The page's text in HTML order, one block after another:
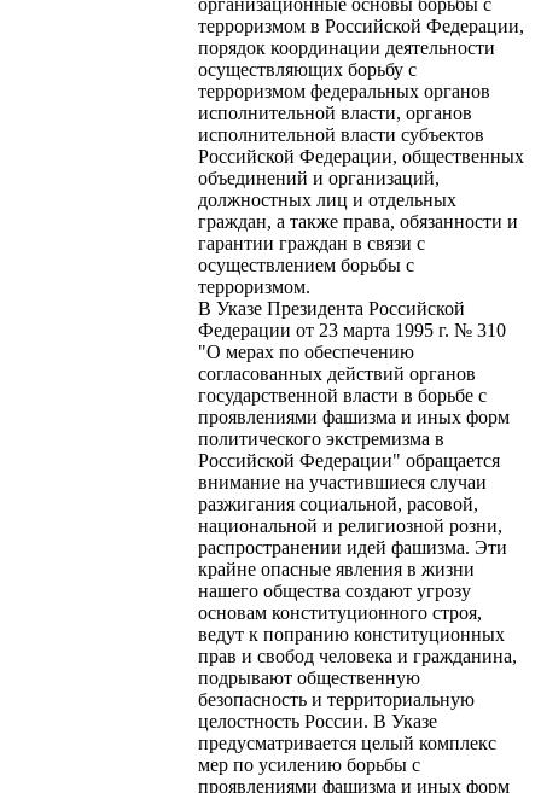
организационные основы борьбы с
терроризмом в Российской Федерации,
порядок координации деятельности
осуществляющих борьбу с
терроризмом федеральных органов
исполнительной власти, органов
исполнительной власти субъектов
Российской Федерации, общественных
объединений и организаций,
должностных лиц и отдельных
граждан, а также права, обязанности и
гарантии граждан в связи с
осуществлением борьбы с
терроризмом.
В Указе Президента Российской
Федерации от 23 марта 1995 г. № 310
"О мерах по обеспечению
согласованных действий органов
государственной власти в борьбе с
проявлениями фашизма и иных форм
политического экстремизма в
Российской Федерации" обращается
внимание на участившиеся случаи
разжигания социальной, расовой,
национальной и религиозной розни,
распространении идей фашизма. Эти
крайне опасные явления в жизни
нашего общества создают угрозу
основам конституционного строя,
ведут к попранию конституционных
прав и свобод человека и гражданина,
подрывают общественную
безопасность и территориальную
целостность России. В Указе
предусматривается целый комплекс
мер по усилению борьбы с
проявлениями фашизма и иных форм